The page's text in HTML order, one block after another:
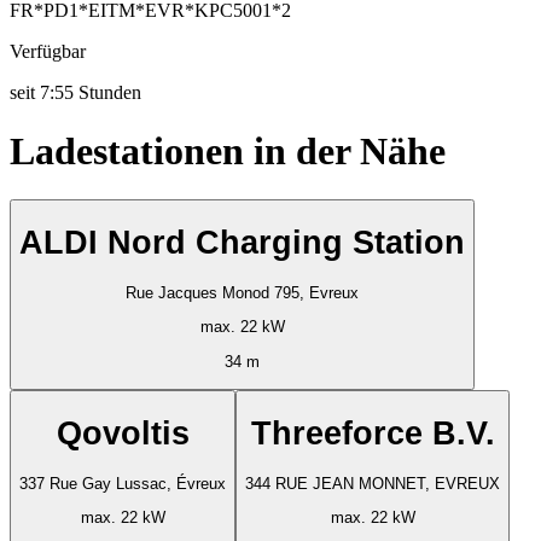
FR*PD1*EITM*EVR*KPC5001*2
Verfügbar
seit 7:55 Stunden
Ladestationen in der Nähe
ALDI Nord Charging Station
Rue Jacques Monod 795, Evreux
max. 22 kW
34 m
Qovoltis
337 Rue Gay Lussac, Évreux
max. 22 kW
Threeforce B.V.
344 RUE JEAN MONNET, EVREUX
max. 22 kW